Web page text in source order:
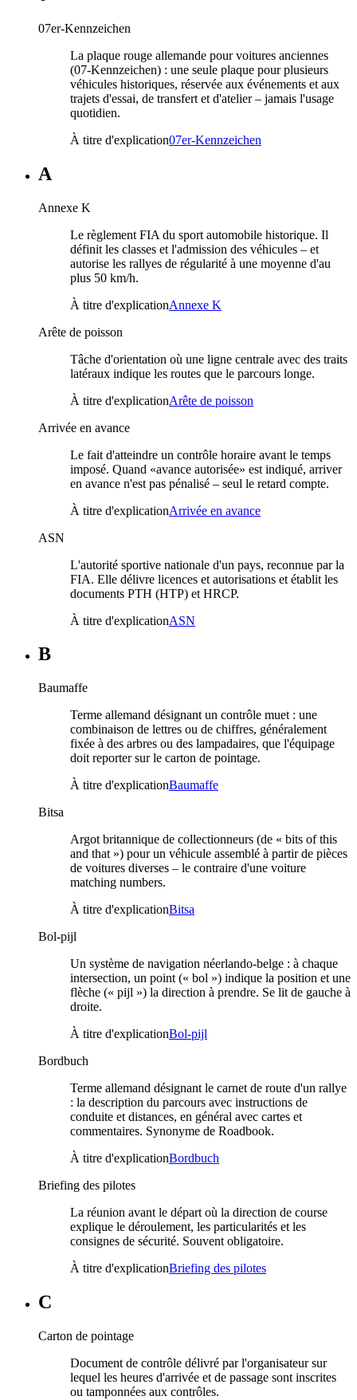
07er-Kennzeichen
La plaque rouge allemande pour voitures anciennes
(07-Kennzeichen) : une seule plaque pour plusieurs
véhicules historiques, réservée aux événements et aux
trajets d'essai, de transfert et d'atelier – jamais l'usage
quotidien.
À titre d'explication07er-Kennzeichen
A
Annexe K
Le règlement FIA du sport automobile historique. Il
définit les classes et l'admission des véhicules – et
autorise les rallyes de régularité à une moyenne d'au
plus 50 km/h.
À titre d'explicationAnnexe K
Arête de poisson
Tâche d'orientation où une ligne centrale avec des traits
latéraux indique les routes que le parcours longe.
À titre d'explicationArête de poisson
Arrivée en avance
Le fait d'atteindre un contrôle horaire avant le temps
imposé. Quand «avance autorisée» est indiqué, arriver
en avance n'est pas pénalisé – seul le retard compte.
À titre d'explicationArrivée en avance
ASN
L'autorité sportive nationale d'un pays, reconnue par la
FIA. Elle délivre licences et autorisations et établit les
documents PTH (HTP) et HRCP.
À titre d'explicationASN
B
Baumaffe
Terme allemand désignant un contrôle muet : une
combinaison de lettres ou de chiffres, généralement
fixée à des arbres ou des lampadaires, que l'équipage
doit reporter sur le carton de pointage.
À titre d'explicationBaumaffe
Bitsa
Argot britannique de collectionneurs (de « bits of this
and that ») pour un véhicule assemblé à partir de pièces
de voitures diverses – le contraire d'une voiture
matching numbers.
À titre d'explicationBitsa
Bol-pijl
Un système de navigation néerlando-belge : à chaque
intersection, un point (« bol ») indique la position et une
flèche (« pijl ») la direction à prendre. Se lit de gauche à
droite.
À titre d'explicationBol-pijl
Bordbuch
Terme allemand désignant le carnet de route d'un rallye
: la description du parcours avec instructions de
conduite et distances, en général avec cartes et
commentaires. Synonyme de Roadbook.
À titre d'explicationBordbuch
Briefing des pilotes
La réunion avant le départ où la direction de course
explique le déroulement, les particularités et les
consignes de sécurité. Souvent obligatoire.
À titre d'explicationBriefing des pilotes
C
Carton de pointage
Document de contrôle délivré par l'organisateur sur
lequel les heures d'arrivée et de passage sont inscrites
ou tamponnées aux contrôles.